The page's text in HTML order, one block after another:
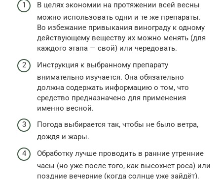
В целях экономии на протяжении всей весны
можно использовать одни и те же препараты.
Во избежание привыкания винограду к одному
действующему веществу их можно менять (для
каждого этапа — свой) или чередовать.
Инструкция к выбранному препарату
внимательно изучается. Она обязательно
должна содержать информацию о том, что
средство предназначено для применения
именно весной.
Погода выбирается так, чтобы не было ветра,
дождя и жары.
Обработку лучше проводить в ранние утренние
часы (но уже после того, как высохнет роса) или
поздние вечерние (когда солнце уже зайдёт).